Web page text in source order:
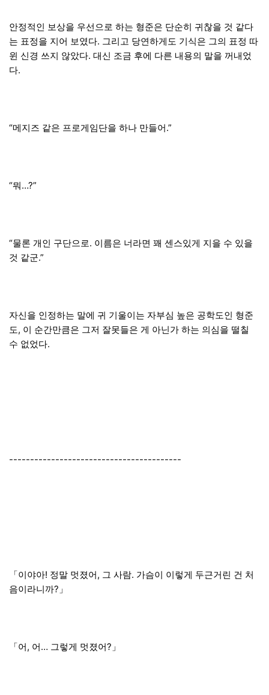
안정적인 보상을 우선으로 하는 형준은 단순히 귀찮을 것 같다
는 표정을 지어 보였다. 그리고 당연하게도 기식은 그의 표정 따
윈 신경 쓰지 않았다. 대신 조금 후에 다른 내용의 말을 꺼내었
다.
“메지즈 같은 프로게임단을 하나 만들어.”
“뭐…?”
“물론 개인 구단으로. 이름은 너라면 꽤 센스있게 지을 수 있을
것 같군.”
자신을 인정하는 말에 귀 기울이는 자부심 높은 공학도인 형준
도, 이 순간만큼은 그저 잘못들은 게 아닌가 하는 의심을 떨칠
수 없었다.
-----------------------------------------
「이야아! 정말 멋졌어, 그 사람. 가슴이 이렇게 두근거린 건 처
음이라니까?」
「어, 어… 그렇게 멋졌어?」